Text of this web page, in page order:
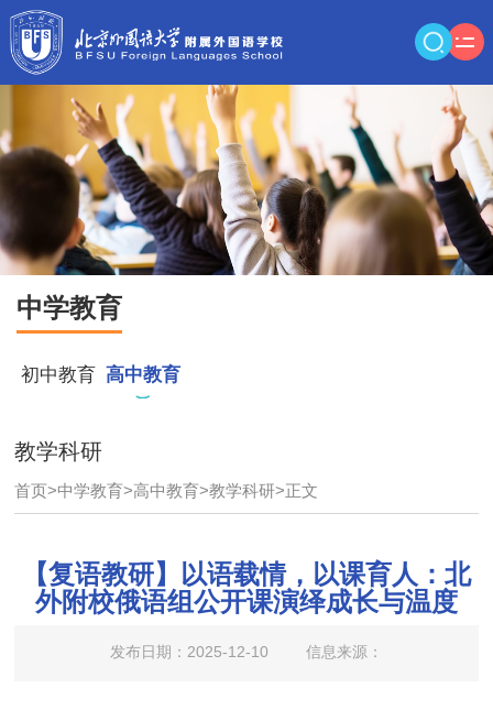
中学教育
初中教育 高中教育
教学科研
首页>中学教育>高中教育>教学科研>正文
【复语教研】以语载情，以课育人：北
外附校俄语组公开课演绎成长与温度
发布日期：2025-12-10 信息来源：